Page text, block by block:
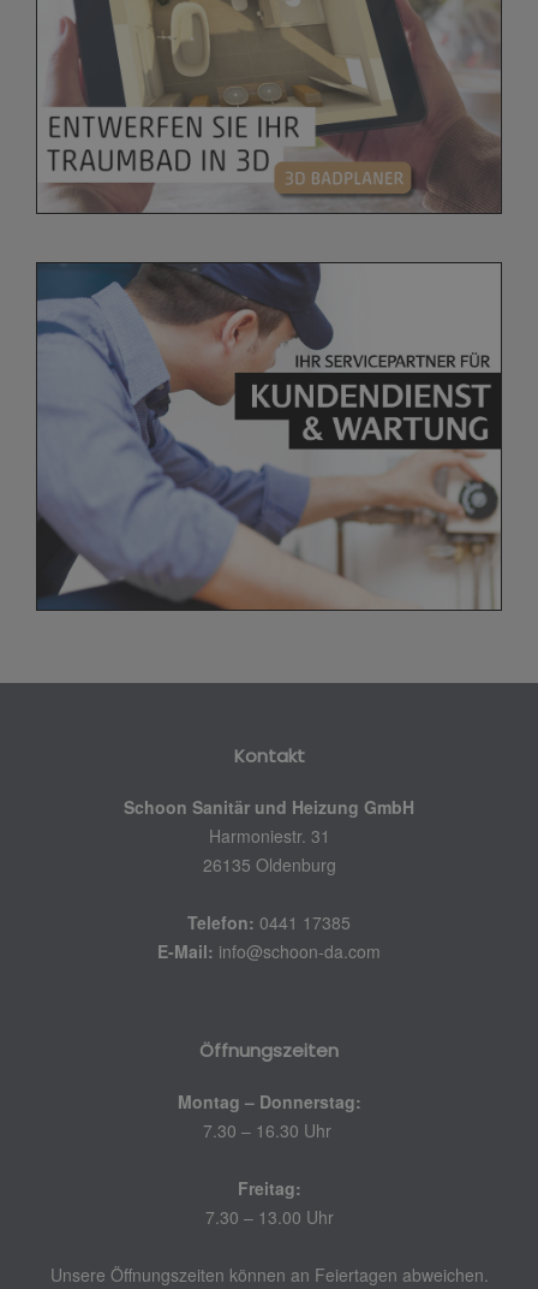
Kontakt
Schoon Sanitär und Heizung GmbH
Harmoniestr. 31
26135 Oldenburg
Telefon: 0441 17385
E-Mail: info@schoon-da.com
Öffnungszeiten
Montag – Donnerstag:
7.30 – 16.30 Uhr
Freitag:
7.30 – 13.00 Uhr
Unsere Öffnungszeiten können an Feiertagen abweichen.